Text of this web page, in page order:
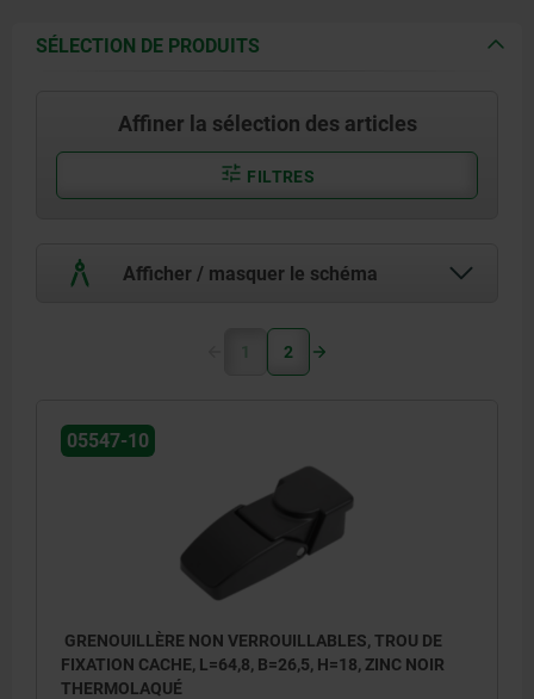
SÉLECTION DE PRODUITS
Affiner la sélection des articles
FILTRES
Afficher / masquer le schéma
1 2
05547-10
GRENOUILLÈRE NON VERROUILLABLES, TROU DE
FIXATION CACHE, L=64,8, B=26,5, H=18, ZINC NOIR
THERMOLAQUÉ